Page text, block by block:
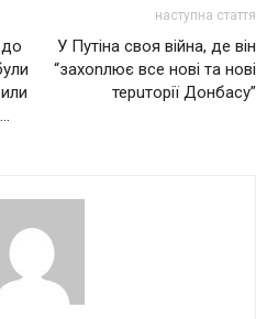
до
наступна стаття
У Путіна своя війна, де він
“захоnлює все нові та нові
терuторії Донбасу”